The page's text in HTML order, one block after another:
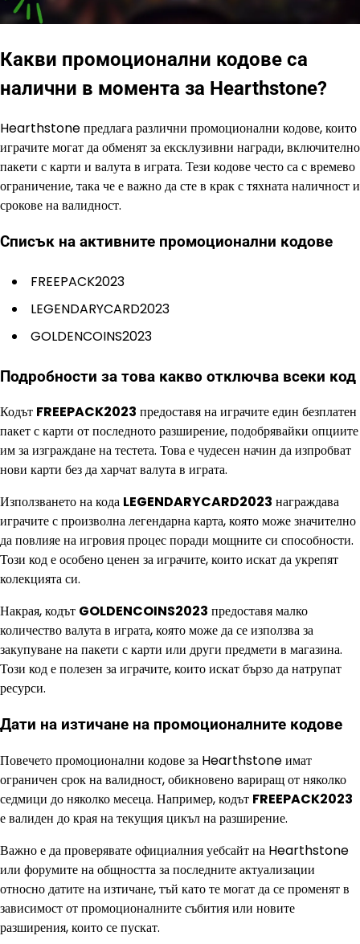
Какви промоционални кодове са
налични в момента за Hearthstone?
Hearthstone предлага различни промоционални кодове, които
играчите могат да обменят за ексклузивни награди, включително
пакети с карти и валута в играта. Тези кодове често са с времево
ограничение, така че е важно да сте в крак с тяхната наличност и
срокове на валидност.
Списък на активните промоционални кодове
FREEPACK2023
LEGENDARYCARD2023
GOLDENCOINS2023
Подробности за това какво отключва всеки код
Кодът FREEPACK2023 предоставя на играчите един безплатен
пакет с карти от последното разширение, подобрявайки опциите
им за изграждане на тестета. Това е чудесен начин да изпробват
нови карти без да харчат валута в играта.
Използването на кода LEGENDARYCARD2023 награждава
играчите с произволна легендарна карта, която може значително
да повлияе на игровия процес поради мощните си способности.
Този код е особено ценен за играчите, които искат да укрепят
колекцията си.
Накрая, кодът GOLDENCOINS2023 предоставя малко
количество валута в играта, която може да се използва за
закупуване на пакети с карти или други предмети в магазина.
Този код е полезен за играчите, които искат бързо да натрупат
ресурси.
Дати на изтичане на промоционалните кодове
Повечето промоционални кодове за Hearthstone имат
ограничен срок на валидност, обикновено вариращ от няколко
седмици до няколко месеца. Например, кодът FREEPACK2023
е валиден до края на текущия цикъл на разширение.
Важно е да проверявате официалния уебсайт на Hearthstone
или форумите на общността за последните актуализации
относно датите на изтичане, тъй като те могат да се променят в
зависимост от промоционалните събития или новите
разширения, които се пускат.